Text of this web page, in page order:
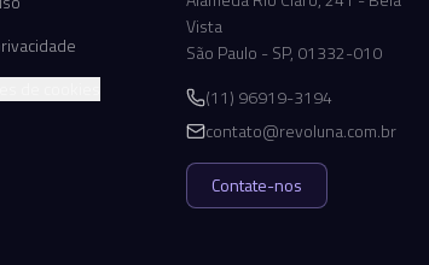
Vista
São Paulo - SP, 01332-010
(11) 96919-3194
contato@revoluna.com.br
Contate-nos